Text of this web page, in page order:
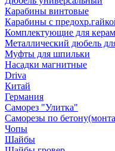
Карабины винтовые
Карабины с
Комплектующие для
Металлический дюбель
Муфты для шпильки
Насадки магнитные
Driva
Китай
Германия
Саморез "Улитка"
Саморезы по
Чопы
Шайбы